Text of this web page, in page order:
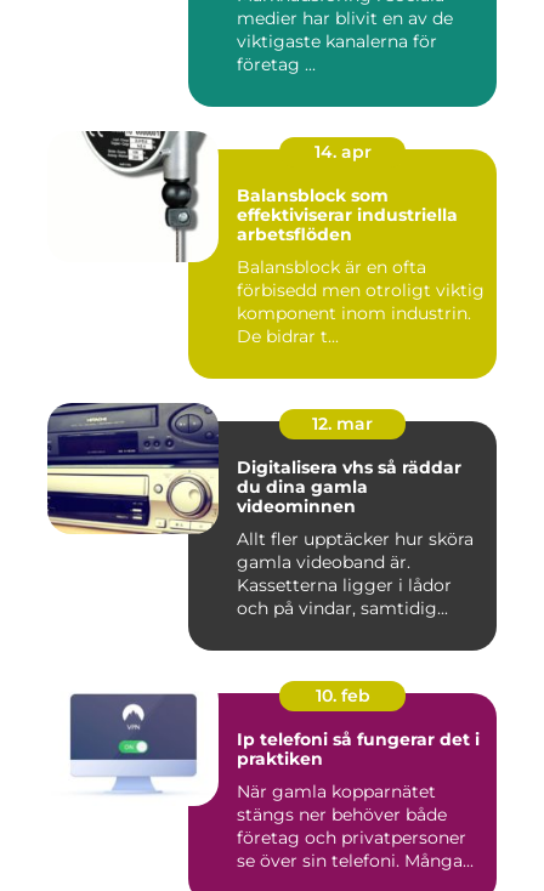
medier har blivit en av de
viktigaste kanalerna för
företag ...
14. apr
Balansblock som
effektiviserar industriella
arbetsflöden
Balansblock är en ofta
förbisedd men otroligt viktig
komponent inom industrin.
De bidrar t...
12. mar
Digitalisera vhs så räddar
du dina gamla
videominnen
Allt fler upptäcker hur sköra
gamla videoband är.
Kassetterna ligger i lådor
och på vindar, samtidig...
10. feb
Ip telefoni så fungerar det i
praktiken
När gamla kopparnätet
stängs ner behöver både
företag och privatpersoner
se över sin telefoni. Många...